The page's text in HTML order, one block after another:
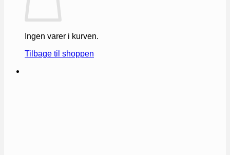
Ingen varer i kurven.
Tilbage til shoppen